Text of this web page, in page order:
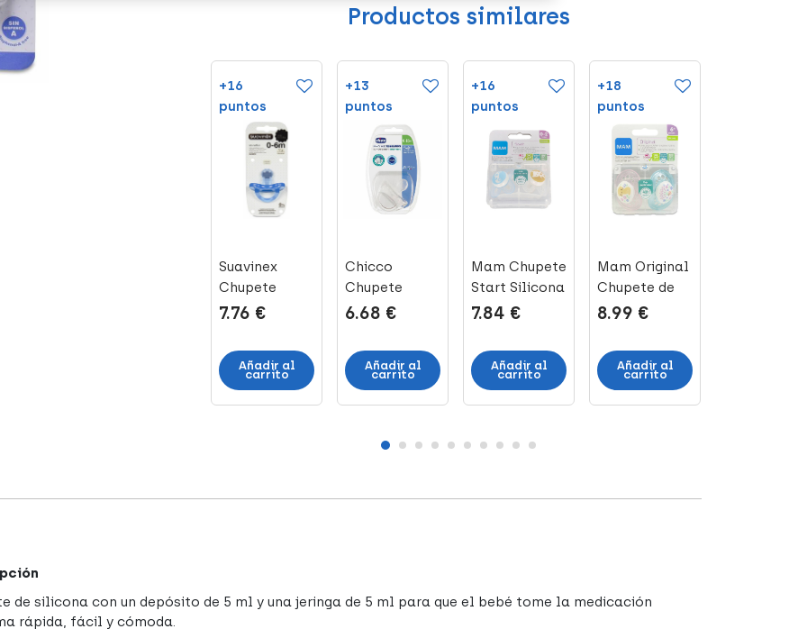
Productos similares
+16
puntos
Suavinex
Chupete
Todosilicona
Ud
7.76 €
Añadir al
carrito
+13
puntos
Chicco
Chupete
Physio Soft
12m, 1 Ud
6.68 €
Añadir al
carrito
+16
puntos
Mam Chupete
Start Silicona
0-2 m, 2 U
7.84 €
Añadir al
carrito
+18
puntos
Mam Original
Chupete de
Silicona +6
8.99 €
Añadir al
carrito
de silicona con un depósito de 5 ml y una jeringa de 5 ml para que el bebé tome la medicación
rápida, fácil y cómoda.